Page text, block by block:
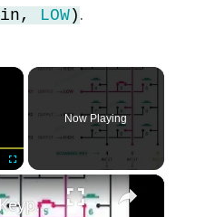
LOW) .
×
Fullscreen
Now Playing
×
How To Scan Keypad